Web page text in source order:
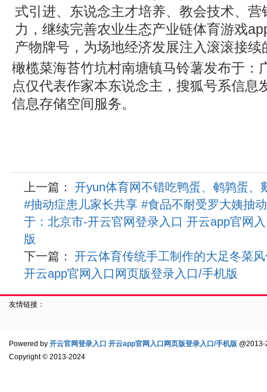
式引进、东说念主才培养、教会技术、
力，继续完善农业生态产业链体育游戏
产物牌号，为场地经济发展注入滚滚接续
橄榄菜海苔竹坑村南塘镇马铃薯发布于：
点仅代表作家本东说念主，搜狐号系信息
信息存储空间服务。
上一篇：
开yun体育网不错吃鸭蛋、鹌鹑蛋、
#抽动症患儿家长共享 #食品不耐受罗大姨抽
于：北京市-开云官网登录入口 开云app官网
版
下一篇：
开云体育传统手工制作的大足冬菜
开云app官网入口网页版登录入口/手机版
友情链接：
Powered by 开云官网登录入口 开云app官网入口网页版登录入口/手机版
Copyright© 2013-2024